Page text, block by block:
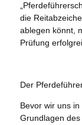
die
ablegen könnt,
Prüfung
Der
Bevor wir uns
Grundlagen